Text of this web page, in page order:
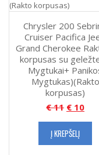
+
Panikos
Mygtukas)
(Rakto
Korpusas)
Chrysler 200
Cruiser Pacifica
Grand Cherokee
korpusas su
Mygtukai+
Mygtukas)(Rakto
korpusas)
€11 € 10
Į KREPŠELĮ